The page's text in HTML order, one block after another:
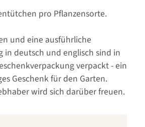
pro Pflanzensorte.
und eine ausführliche
in deutsch und englisch sind in
verpackt - ein
Geschenk für den Garten.
wird sich darüber freuen.